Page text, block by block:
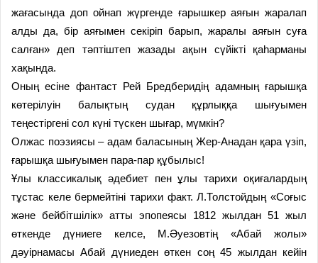
жағасында доп ойнап жүргенде ғарышкер аяғын жаралап
алды да, бір аяғымен секіріп барып, жаралы аяғын суға
салған» деп тәптіштеп жазады ақын сүйікті қаһарманы
хақында.
Оның есіне фантаст Рей Бредберидің адамның ғарышқа
көтерілуін балықтың судан құрлыққа шығуымен
теңестіргені сол күні түскен шығар, мүмкін?
Олжас поэзиясы – адам баласының Жер-Анадан қара үзіп,
ғарышқа шығуымен пара-пар құбылыс!
Ұлы классикалық әдебиет пен ұлы тарихи оқиғалардың
тұстас келе бермейтіні тарихи факт. Л.Толстойдың «Соғыс
және бейбітшілік» атты эпопеясы 1812 жылдан 51 жыл
өткенде дүниеге келсе, М.Әуезовтің «Абай жолы»
дәуірнамасы Абай дүниеден өткен соң 45 жылдан кейін